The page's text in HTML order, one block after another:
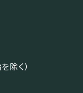
除く）